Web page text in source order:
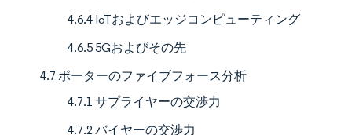
4.6.4 IoTおよびエッジコンピューティング
4.6.5 5Gおよびその先
4.7 ポーターのファイブフォース分析
4.7.1 サプライヤーの交渉力
4.7.2 バイヤーの交渉力